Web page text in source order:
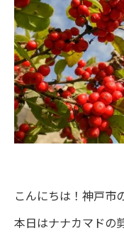
こんにちは！神戸市
本日はナナカマドの